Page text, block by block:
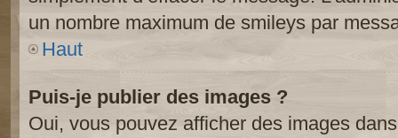
un nombre maximum de smileys par
Haut
Puis-je publier des images ?
Oui, vous pouvez afficher des images